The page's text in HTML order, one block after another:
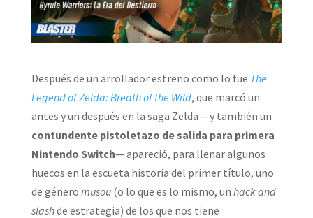
Después de un arrollador estreno como lo fue The
Legend of Zelda: Breath of the Wild, que marcó un
antes y un después en la saga Zelda —y también un
contundente pistoletazo de salida para primera
Nintendo Switch— apareció, para llenar algunos
huecos en la escueta historia del primer título, uno
de género musou(o lo que es lo mismo, un hack and
slashde estrategia) de los que nos tiene